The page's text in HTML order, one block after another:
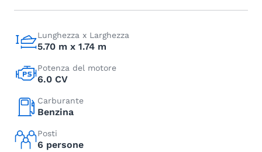
Lunghezza x Larghezza
5.70 m x 1.74 m
Potenza del motore
6.0 CV
Carburante
Benzina
Posti
6 persone